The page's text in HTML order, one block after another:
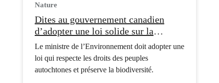
Nature
Dites au gouvernement canadien
d’adopter une loi solide sur la
protection de la nature
Le ministre de l’Environnement doit adopter une
loi qui respecte les droits des peuples
autochtones et préserve la biodiversité.